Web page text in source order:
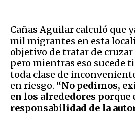
Cañas Aguilar calculó que
mil migrantes en esta
objetivo de tratar de cruzar
pero mientras eso sucede
toda clase de
en riesgo. “No pedimos,
en los alrededores porque
responsabilidad de la